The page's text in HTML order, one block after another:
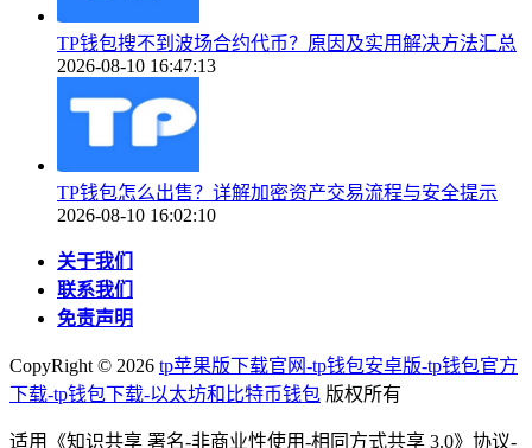
TP钱包搜不到波场合约代币？原因及实用解决方法汇总
2026-08-10 16:47:13
TP钱包怎么出售？详解加密资产交易流程与安全提示
2026-08-10 16:02:10
关于我们
联系我们
免责声明
CopyRight © 2026 tp苹果版下载官网-tp钱包安卓版-tp钱包官方
下载-tp钱包下载-以太坊和比特币钱包 版权所有
适用《知识共享 署名-非商业性使用-相同方式共享 3.0》协议-